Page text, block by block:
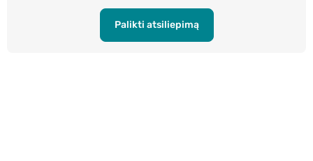
Palikti atsiliepimą